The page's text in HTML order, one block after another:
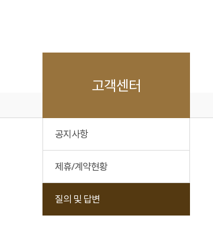
고객센터
공지사항
제휴/계약현황
질의 및 답변